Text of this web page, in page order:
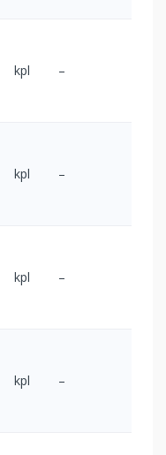
kpl –
kpl –
kpl –
kpl –